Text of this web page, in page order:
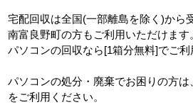
宅配回収は全国(一部離島を除く)から
南富良野町の方もご利用いただけます
パソコンの回収なら[1箱分無料]でご利
パソコンの処分・廃棄でお困りの方は
をご利用ください。